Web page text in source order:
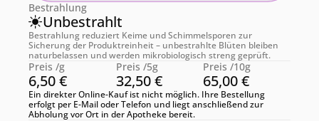
Bestrahlung
Unbestrahlt
Bestrahlung reduziert Keime und Schimmelsporen zur
Sicherung der Produktreinheit – unbestrahlte Blüten bleiben
naturbelassen und werden mikrobiologisch streng geprüft.
Preis /g
6,50 €
Preis /5g
32,50 €
Preis /10g
65,00 €
Ein direkter Online-Kauf ist nicht möglich. Ihre Bestellung
erfolgt per E-Mail oder Telefon und liegt anschließend zur
Abholung vor Ort in der Apotheke bereit.